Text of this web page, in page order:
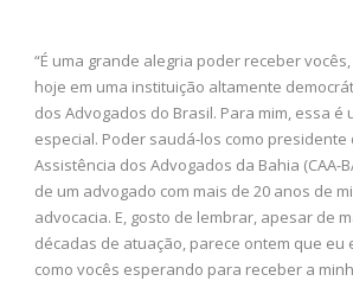
“É uma grande alegria poder receber
hoje em uma instituição altamente
dos Advogados do Brasil. Para mim, essa
especial. Poder saudá-los como presidente
Assistência dos Advogados da Bahia (CAA-
de um advogado com mais de 20 anos de
advocacia. E, gosto de lembrar, apesar de
décadas de atuação, parece ontem que eu
como vocês esperando para receber a